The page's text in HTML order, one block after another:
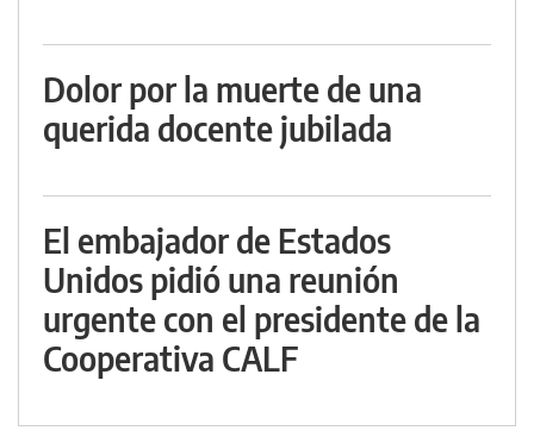
Dolor por la muerte de una
querida docente jubilada
El embajador de Estados
Unidos pidió una reunión
urgente con el presidente de la
Cooperativa CALF